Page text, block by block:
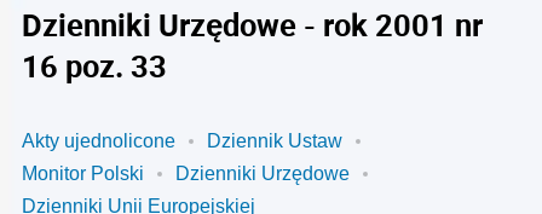
Dzienniki Urzędowe - rok 2001 nr
16 poz. 33
Akty ujednolicone
Dziennik Ustaw
Monitor Polski
Dzienniki Urzędowe
Dzienniki Unii Europejskiej